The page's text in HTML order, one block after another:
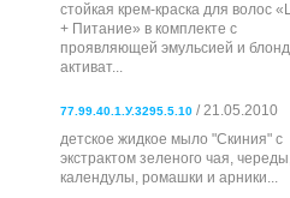
стойкая крем-краска для волос
+ Питание» в комплекте с
проявляющей эмульсией и
активат...
77.99.40.1.У.3295.5.10 / 21.05.2010
детское жидкое мыло "Скиния" с
экстрактом зеленого чая,
календулы, ромашки и арники...